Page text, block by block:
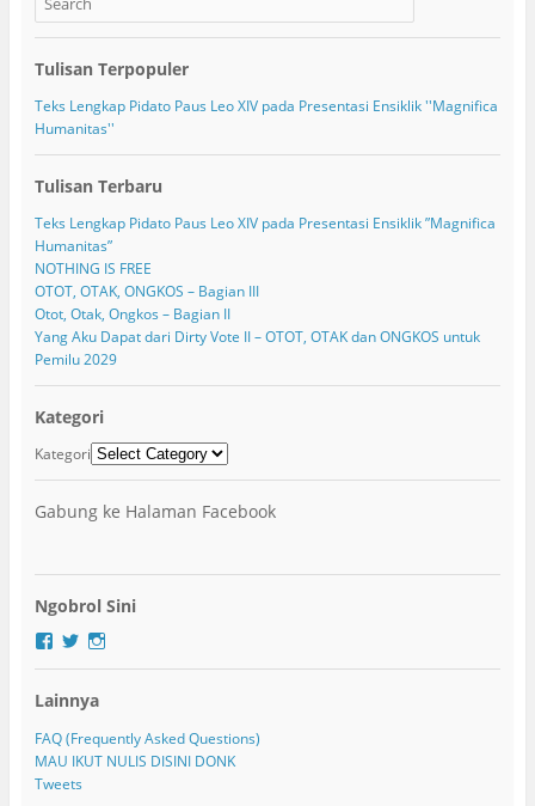
Tulisan Terpopuler
Teks Lengkap Pidato Paus Leo XIV pada Presentasi Ensiklik ''Magnifica
Humanitas''
Tulisan Terbaru
Teks Lengkap Pidato Paus Leo XIV pada Presentasi Ensiklik ”Magnifica
Humanitas”
NOTHING IS FREE
OTOT, OTAK, ONGKOS – Bagian III
Otot, Otak, Ongkos – Bagian II
Yang Aku Dapat dari Dirty Vote II – OTOT, OTAK dan ONGKOS untuk
Pemilu 2029
Kategori
Kategori
Gabung ke Halaman Facebook
Ngobrol Sini
F
e
o
o
T
t
e
r
g
r
Lainnya
FAQ (Frequently Asked Questions)
MAU IKUT NULIS DISINI DONK
Tweets